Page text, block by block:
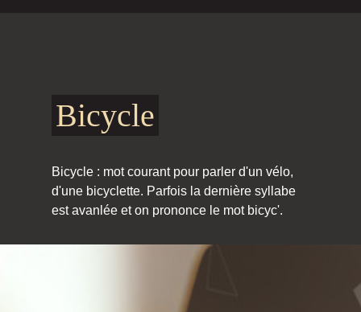
Bicycle
Bicycle : mot courant pour parler d'un vélo,
d'une bicyclette. Parfois la dernière syllabe
est avanlée et on prononce le mot bicyc'.